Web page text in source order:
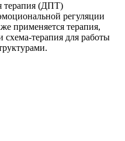
терапия (ДПТ)
регуляции
применяется терапия,
схема-терапия для работы